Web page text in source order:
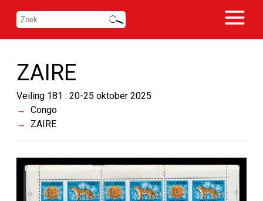
ZAIRE
Veiling 181 : 20-25 oktober 2025
Congo
ZAIRE